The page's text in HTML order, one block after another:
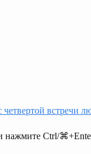
четвертой встречи
нажмите Ctrl/